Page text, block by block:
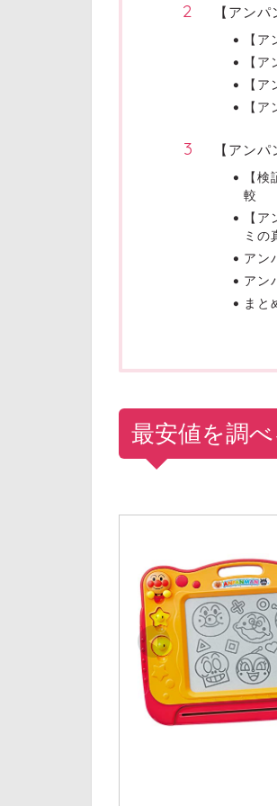
【アン
【
【
【
【
【アン
【
較
【
ミの
アン
アン
まと
最安値を調べ